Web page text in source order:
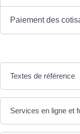
Paiement des
Textes de référence
Services en ligne et